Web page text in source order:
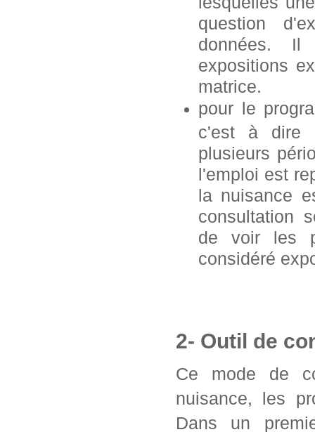
question
données. Il
expositions
matrice.
pour le
c'est à dire
plusieurs
l'emploi est
la nuisance
consultation
de voir les
considéré
2- Outil de
Ce mode de
nuisance, les
Dans un